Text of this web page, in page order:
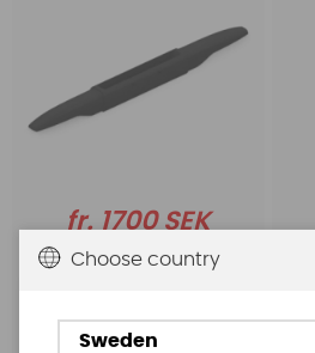
fr. 1700 SEK
Köp!
Choose country
Sweden